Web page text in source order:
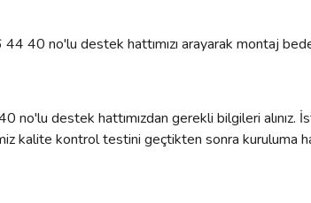
40 no'lu destek hattımızı arayarak montaj
destek hattımızdan gerekli bilgileri alınız.
kalite kontrol testini geçtikten sonra kuruluma